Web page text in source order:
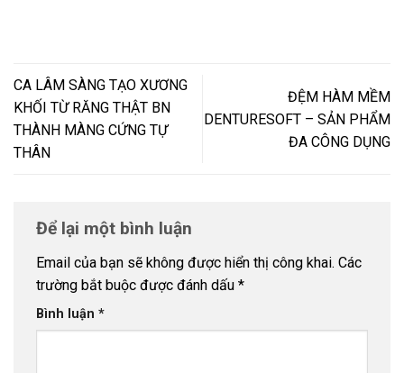
CA LÂM SÀNG TẠO XƯƠNG
KHỐI TỪ RĂNG THẬT BN
THÀNH MÀNG CỨNG TỰ
THÂN
ĐỆM HÀM MỀM
DENTURESOFT – SẢN PHẨM
ĐA CÔNG DỤNG
Để lại một bình luận
Email của bạn sẽ không được hiển thị công khai. Các
trường bắt buộc được đánh dấu *
Bình luận *